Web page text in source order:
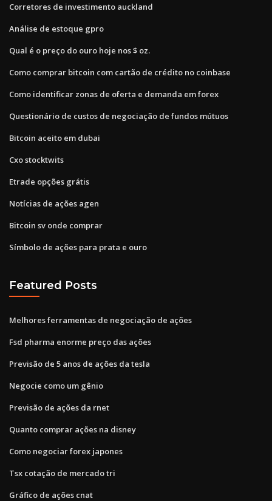
Corretores de investimento auckland
Análise de estoque gpro
Qual é o preço do ouro hoje nos $ oz.
Como comprar bitcoin com cartão de crédito no coinbase
Como identificar zonas de oferta e demanda em forex
Questionário de custos de negociação de fundos mútuos
Bitcoin aceito em dubai
Cxo stocktwits
Etrade opções grátis
Notícias de ações agen
Bitcoin sv onde comprar
Símbolo de ações para prata e ouro
Featured Posts
Melhores ferramentas de negociação de ações
Fsd pharma enorme preço das ações
Previsão de 5 anos de ações da tesla
Negocie como um gênio
Previsão de ações da rnet
Quanto comprar ações na disney
Como negociar forex japones
Tsx cotação de mercado tri
Gráfico de ações cnat